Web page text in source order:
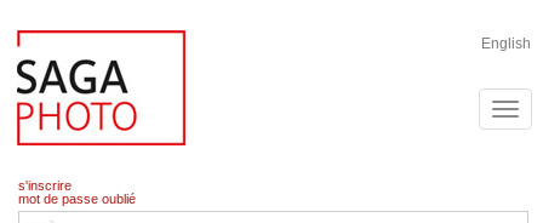
English
s'inscrire
mot de passe oublié